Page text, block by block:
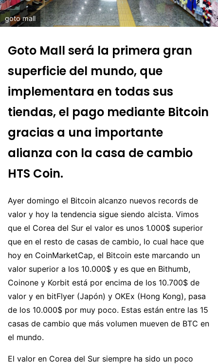
goto mall
Goto Mall será la primera gran
superficie del mundo, que
implementara en todas sus
tiendas, el pago mediante Bitcoin
gracias a una importante
alianza con la casa de cambio
HTS Coin.
Ayer domingo el Bitcoin alcanzo nuevos records de
valor y hoy la tendencia sigue siendo alcista. Vimos
que el Corea del Sur el valor es unos 1.000$ superior
que en el resto de casas de cambio, lo cual hace que
hoy en CoinMarketCap, el Bitcoin este marcando un
valor superior a los 10.000$ y es que en Bithumb,
Coinone y Korbit está por encima de los 10.700$ de
valor y en bitFlyer (Japón) y OKEx (Hong Kong), pasa
de los 10.000$ por muy poco. Estas están entre las 15
casas de cambio que más volumen mueven de BTC en
el mundo.
El valor en Corea del Sur siempre ha sido un poco